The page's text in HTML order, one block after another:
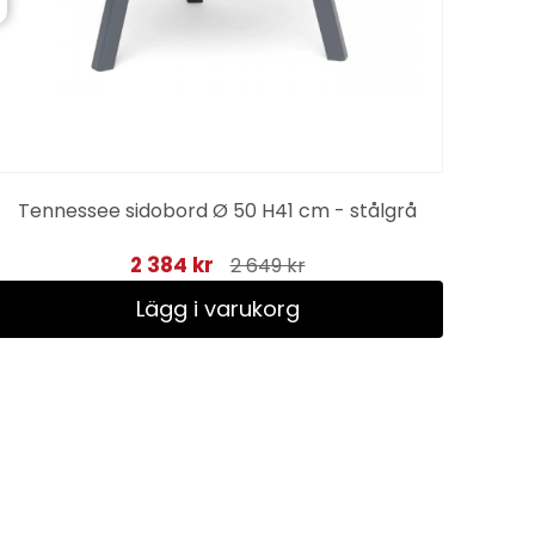
Tennessee sidobord Ø 50 H41 cm - stålgrå
2 384 kr 2 649 kr
Lägg i varukorg